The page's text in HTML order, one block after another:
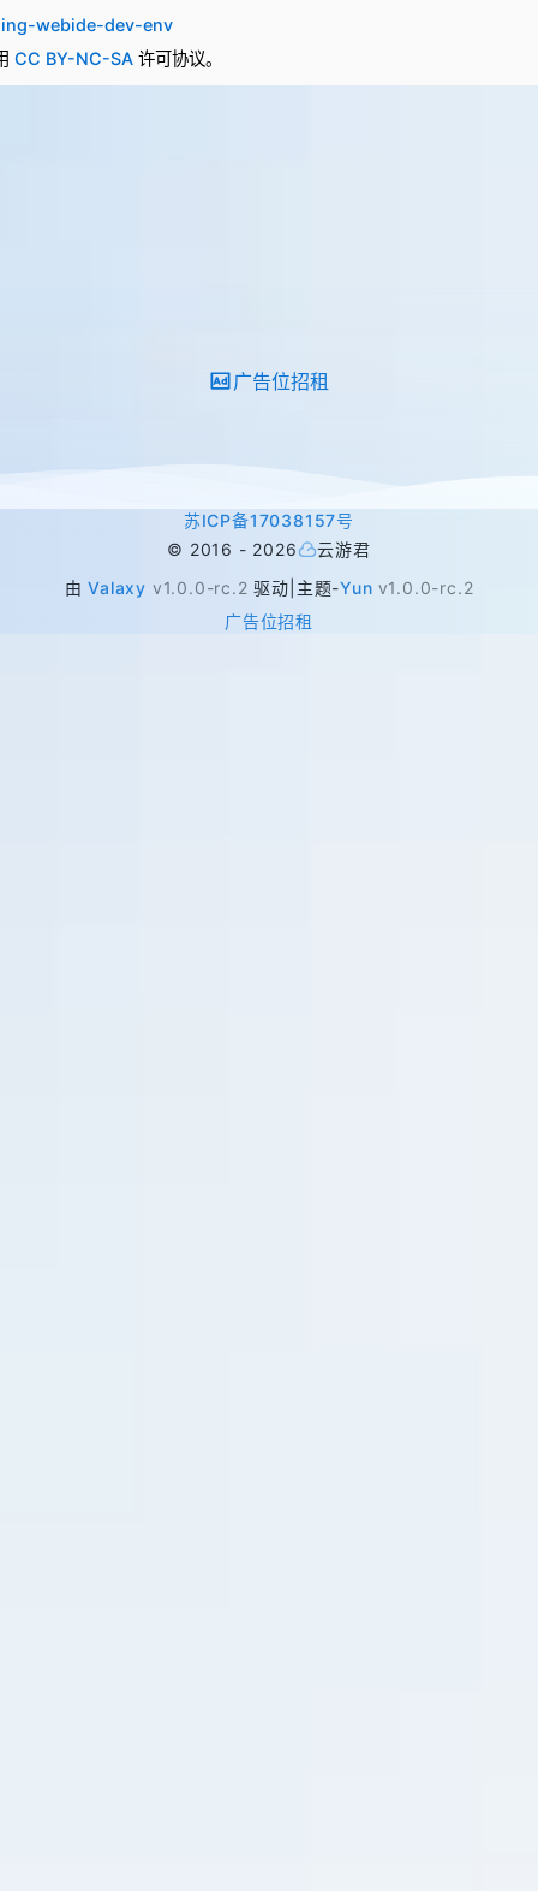
webide-dev-env
CC BY-NC-SA 许可协议。
广告位招租
苏ICP备17038157号
© 2016 - 2026
云游君
由Valaxy v1.0.0-rc.2 驱动 主题-Yun v1.0.0-rc.2
广告位招租